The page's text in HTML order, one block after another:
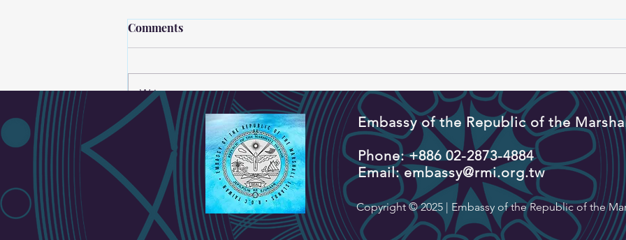
Discover the RMI – Official
Video Released!
海洋大國．友誼深遠 (光華雜
誌)
馬
訪
Comments
Write a comment...
Embassy of the Republic of the
Phone: +886 02-2873-4884
Email:embassy@rmi.org.tw
Copyright © 2025 | Embassy of the Republic of the